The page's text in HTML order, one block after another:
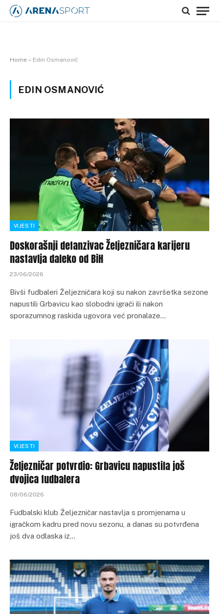
Home » Edin Osmanović
EDIN OSMANOVIĆ
VIJESTI
Doskorašnji defanzivac Željezničara karijeru
nastavlja daleko od BiH
23/06/2026
Bivši fudbaleri Željezničara koji su nakon završetka sezone
napustili Grbavicu kao slobodni igrači ili nakon
sporazumnog raskida ugovora već pronalaze…
VIJESTI
Željezničar potvrdio: Grbavicu napustila još
dvojica fudbalera
08/06/2026
Fudbalski klub Željezničar nastavlja s promjenama u
igračkom kadru pred novu sezonu, a danas su potvrđena
još dva odlaska iz…